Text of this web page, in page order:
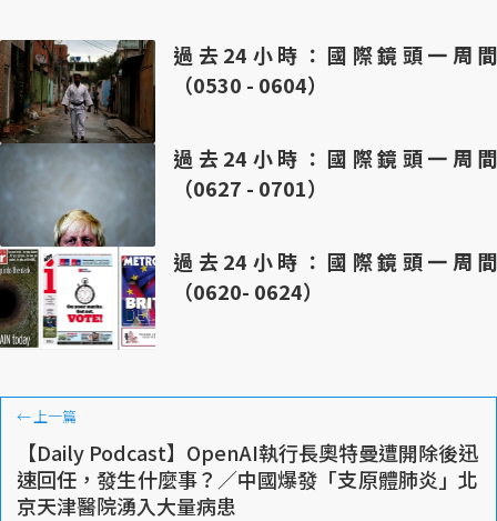
過去24小時：國際鏡頭一周間
（0530 - 0604）
過去24小時：國際鏡頭一周間
（0627 - 0701）
過去24小時：國際鏡頭一周間
（0620- 0624）
← 上一篇
【Daily Podcast】OpenAI執行長奧特曼遭開除後迅
速回任，發生什麼事？／中國爆發「支原體肺炎」北
京天津醫院湧入大量病患